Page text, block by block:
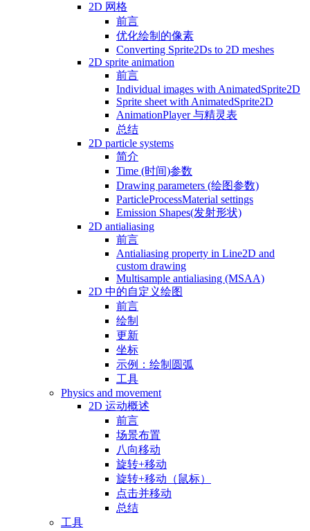
2D 网格
前言
优化绘制的像素
Converting Sprite2Ds to 2D meshes
2D sprite animation
前言
Individual images with AnimatedSprite2D
Sprite sheet with AnimatedSprite2D
AnimationPlayer 与精灵表
总结
2D particle systems
简介
Time (时间)参数
Drawing parameters (绘图参数)
ParticleProcessMaterial settings
Emission Shapes(发射形状)
2D antialiasing
前言
Antialiasing property in Line2D and
custom drawing
Multisample antialiasing (MSAA)
2D 中的自定义绘图
前言
绘制
更新
坐标
示例：绘制圆弧
工具
Physics and movement
2D 运动概述
前言
场景布置
八向移动
旋转+移动
旋转+移动（鼠标）
点击并移动
总结
工具